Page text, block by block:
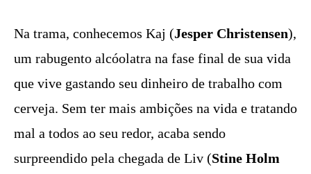
Na trama, conhecemos Kaj (Jesper Christensen),
um rabugento alcóolatra na fase final de sua vida
que vive gastando seu dinheiro de trabalho com
cerveja. Sem ter mais ambições na vida e tratando
mal a todos ao seu redor, acaba sendo
surpreendido pela chegada de Liv (Stine Holm